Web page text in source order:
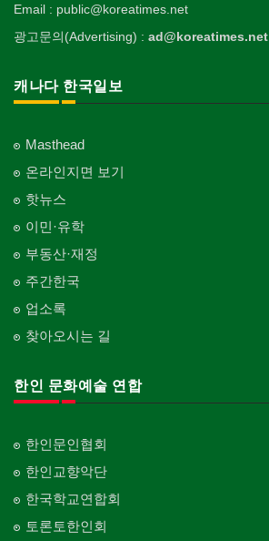
Email : public@koreatimes.net
광고문의(Advertising) : ad@koreatimes.net
캐나다 한국일보
Masthead
온라인지면 보기
핫뉴스
이민·유학
부동산·재정
주간한국
업소록
찾아오시는 길
한인 문화예술 연합
한인문인협회
한인교향악단
한국학교연합회
토론토한인회